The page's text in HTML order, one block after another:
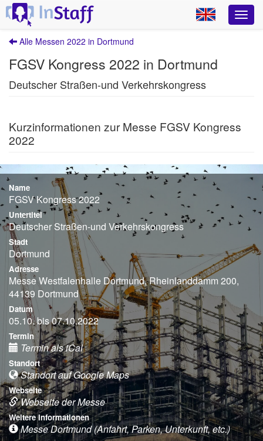
Alle Messen 2022 in Dortmund
FGSV Kongress 2022 in Dortmund
Deutscher Straßen-und Verkehrskongress
Kurzinformationen zur Messe FGSV Kongress
2022
Name
FGSV Kongress 2022
Untertitel
Deutscher Straßen-und Verkehrskongress
Stadt
Dortmund
Adresse
Messe Westfalenhalle Dortmund, Rheinlanddamm 200,
44139 Dortmund
Datum
05.10. bis 07.10.2022
Termin
Termin als iCal
Standort
Standort auf Google Maps
Webseite
Webseite der Messe
Weitere Informationen
Messe Dortmund (Anfahrt, Parken, Unterkunft, etc.)